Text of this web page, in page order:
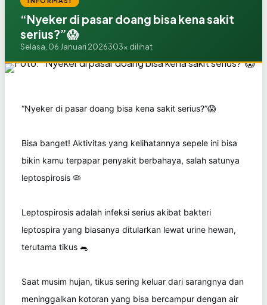
“Nyeker di pasar doang bisa kena sakit
serius?”😱
Selasa, 06 Januari 2026303x dilihat
“Nyeker di pasar doang bisa kena sakit serius?”😱
Bisa banget! Aktivitas yang kelihatannya sepele ini bisa
bikin kamu terpapar penyakit berbahaya, salah satunya
leptospirosis 🦠
Leptospirosis adalah infeksi serius akibat bakteri
leptospira yang biasanya ditularkan lewat urine hewan,
terutama tikus 🐀
Saat musim hujan, tikus sering keluar dari sarangnya dan
meninggalkan kotoran yang bisa bercampur dengan air